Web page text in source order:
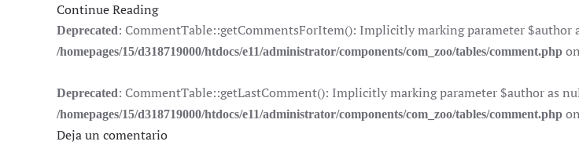
Continue Reading
Deprecated: CommentTable::getCommentsForItem(): Implicitly marking parameter
/homepages/15/d318719000/htdocs/e11/administrator/components/com_zoo/tables/comment.php
Deprecated: CommentTable::getLastComment(): Implicitly marking parameter $author as
/homepages/15/d318719000/htdocs/e11/administrator/components/com_zoo/tables/comment.php
Deja un comentario